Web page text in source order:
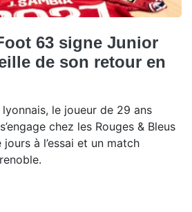
63 signe Junior
de son retour en
lyonnais, le joueur de 29 ans
chez les Rouges & Bleus
à l’essai et un match